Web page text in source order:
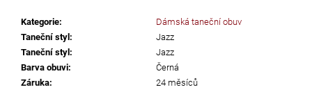
Kategorie:
Dámská taneční obuv
Taneční styl:
Jazz
Taneční styl:
Jazz
Barva obuvi:
Černá
Záruka: 24 měsíců
TŘÁSNĚ
NEELASTICKÉ
BARBADOS
DÉLKA